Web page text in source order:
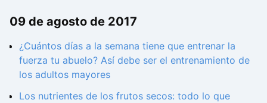
09 de agosto de 2017
¿Cuántos días a la semana tiene que entrenar la
fuerza tu abuelo? Así debe ser el entrenamiento de
los adultos mayores
Los nutrientes de los frutos secos: todo lo que